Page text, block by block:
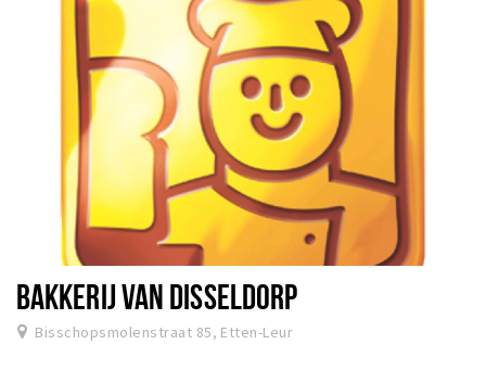
BAKKERIJ VAN DISSELDORP
Bisschopsmolenstraat 85, Etten-Leur